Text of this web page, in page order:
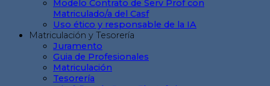
Modelo Contrato de Serv Prof con
Matriculado/a del Casf
Uso ético y responsable de la IA
Matriculación y Tesorería
Juramento
Guia de Profesionales
Matriculación
Tesorería